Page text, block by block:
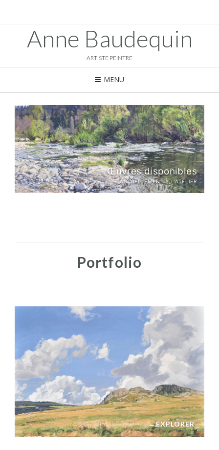
Anne Baudequin
ARTISTE PEINTRE
MENU
Œuvres disponibles
→ ACTUELLEMENT À L’ATELIER
Portfolio
→EXPLORER